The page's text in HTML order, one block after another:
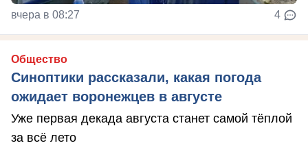
вчера в 08:27 4
Общество
Синоптики рассказали, какая погода
ожидает воронежцев в августе
Уже первая декада августа станет самой тёплой
за всё лето